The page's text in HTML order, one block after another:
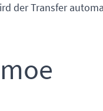
der Transfer